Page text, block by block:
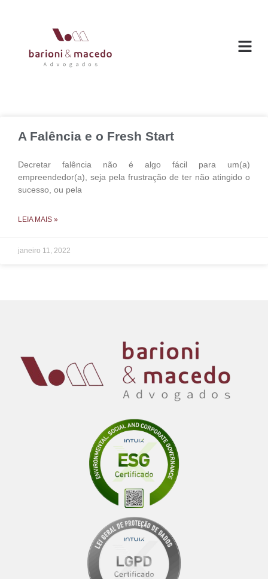
A Falência e o Fresh Start
Decretar falência não é algo fácil para um(a)
empreendedor(a), seja pela frustração de ter não atingido o
sucesso, ou pela
LEIA MAIS »
janeiro 11, 2022